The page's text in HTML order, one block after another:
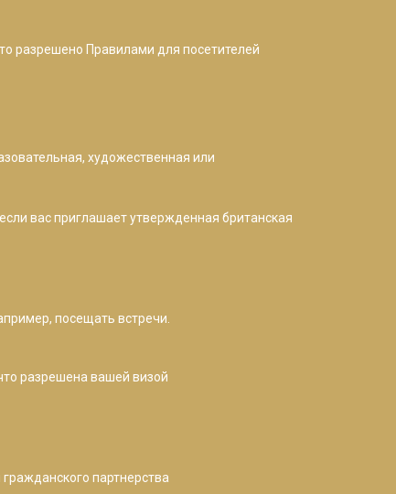
разрешено Правилами для посетителей
художественная или
вас приглашает утвержденная британская
посещать встречи.
разрешена вашей визой
партнерства